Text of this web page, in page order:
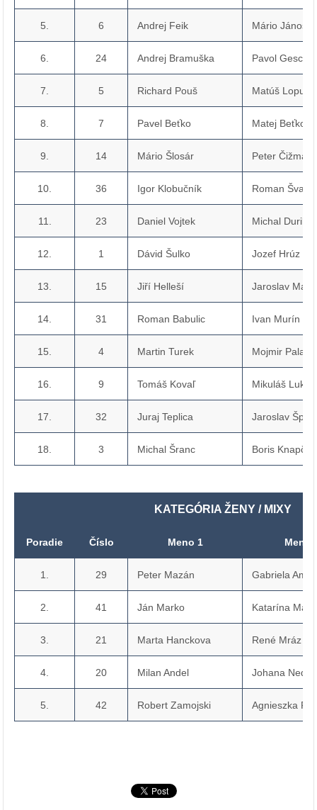
5. 6 Andrej Feik Mário Jánoš
6. 24 Andrej Bramuška Pavol
7. 5 Richard Pouš Matúš
8. 7 Pavel Beťko Matej Beťko
9. 14 Mário Šlosár Peter Čižmár
10. 36 Igor Klobučník Roman Švarc
11. 23 Daniel Vojtek Michal Durilla
12. 1 Dávid Šulko Jozef Hrúz
13. 15 Jiří Helleší Jaroslav
14. 31 Roman Babulic Ivan Murín
15. 4 Martin Turek Mojmir Pala
16. 9 Tomáš Kovaľ Mikuláš Lukáč
17. 32 Juraj Teplica Jaroslav
18. 3 Michal Šranc Boris Knapčík
KATEGÓRIA ŽENY / MIXY
Poradie Číslo Meno 1 Meno
1. 29 Peter Mazán Gabriela
2. 41 Ján Marko Katarína
3. 21 Marta Hanckova René Mráz
4. 20 Milan Andel Johana
5. 42 Robert Zamojski Agnieszka